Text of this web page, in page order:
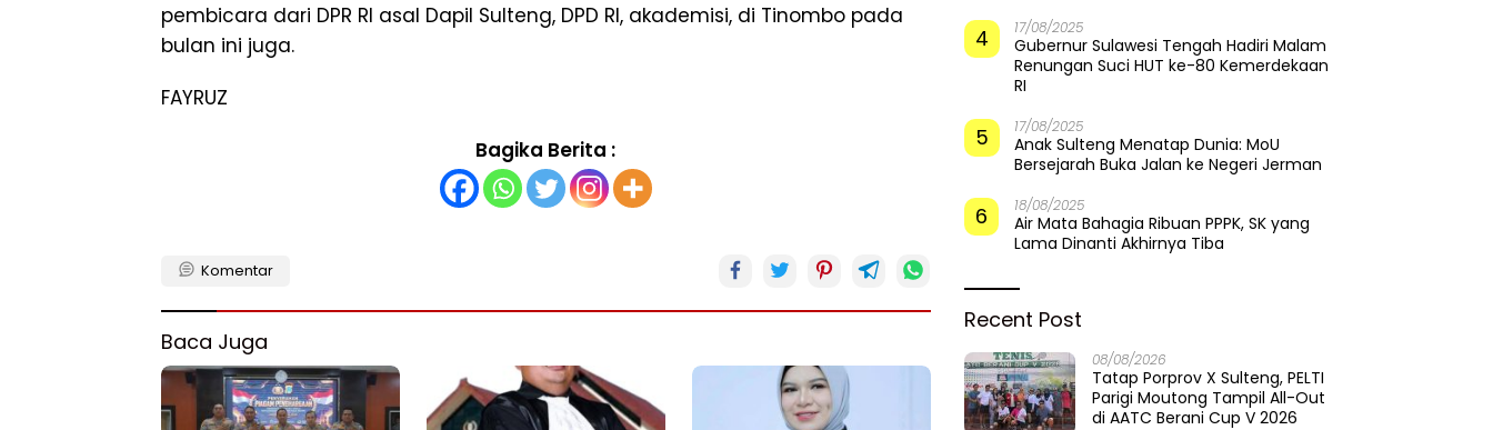
pembicara dari DPR RI asal Dapil Sulteng, DPD RI, akademisi, di Tinombo pada
bulan ini juga.
FAYRUZ
Bagika Berita :
Komentar
Baca Juga
4 17/08/2025
Gubernur Sulawesi Tengah Hadiri Malam
Renungan Suci HUT ke-80 Kemerdekaan
RI
5 17/08/2025
Anak Sulteng Menatap Dunia: MoU
Bersejarah Buka Jalan ke Negeri Jerman
6 18/08/2025
Air Mata Bahagia Ribuan PPPK, SK yang
Lama Dinanti Akhirnya Tiba
Recent Post
08/08/2026
Tatap Porprov X Sulteng, PELTI
Parigi Moutong Tampil All-Out
di AATC Berani Cup V 2026